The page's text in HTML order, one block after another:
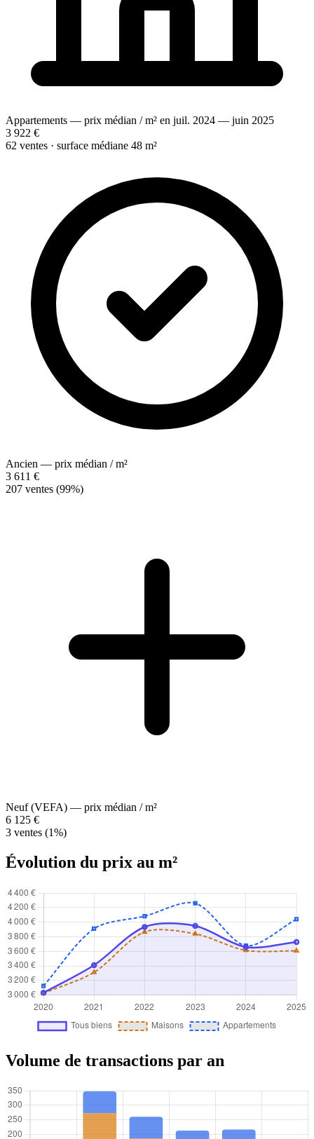
Appartements — prix médian / m² en juil. 2024 — juin 2025
3 922 €
62 ventes · surface médiane 48 m²
Ancien — prix médian / m²
3 611 €
207 ventes (99%)
Neuf (VEFA) — prix médian / m²
6 125 €
3 ventes (1%)
Évolution du prix au m²
Volume de transactions par an